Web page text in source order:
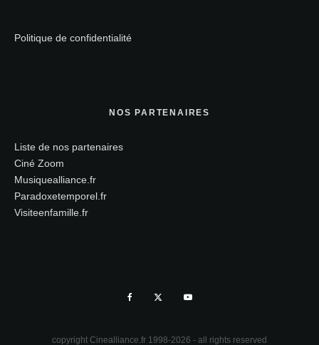
Politique de confidentialité
NOS PARTENAIRES
Liste de nos partenaires
Ciné Zoom
Musiquealliance.fr
Paradoxetemporel.fr
Visiteenfamille.fr
copyright Cinealliance.fr 1998-2026 - all rights reserved